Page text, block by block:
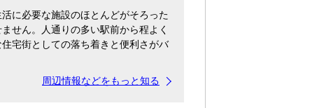
に必要な施設のほとんどがそろった
せん。人通りの多い駅前から程よく
宅街としての落ち着きと便利さがバ
周辺情報などをもっと知る